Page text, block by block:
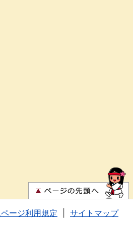
ージ利用規定 サイトマップ